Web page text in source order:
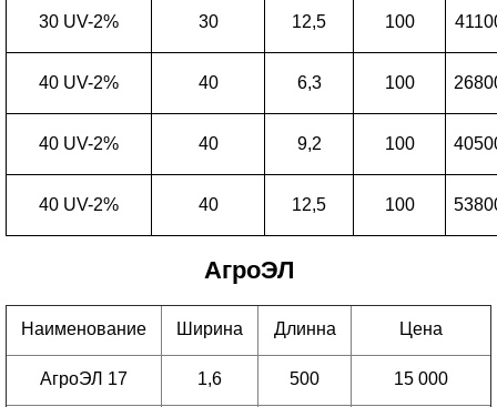
30 UV-2% 30 12,5 100
40 UV-2% 40 6,3 100
40 UV-2% 40 9,2 100
40 UV-2% 40 12,5 100
АгроЭЛ
Наименование Ширина Длинна Цена
АгроЭЛ 17 1,6 500 15 000